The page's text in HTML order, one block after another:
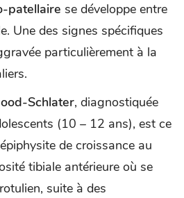
patellaire se développe entre
Une des signes spécifiques
particulièrement à la
Schlater, diagnostiquée
(10 – 12 ans), est ce
de croissance au
tibiale antérieure où se
suite à des